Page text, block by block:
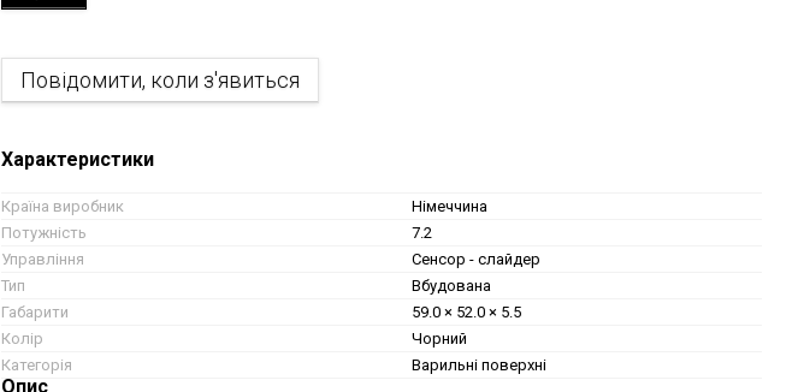
Повідомити, коли з'явиться
Характеристики
Країна виробник
Німеччина
Потужність
7.2
Управління
Сенсор - слайдер
Тип
Вбудована
Габарити
59.0 × 52.0 × 5.5
Колір
Чорний
Категорія
Варильні поверхні
Опис